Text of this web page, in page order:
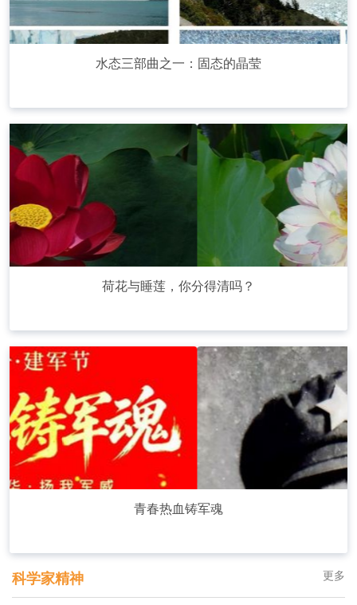
水态三部曲之一：固态的晶莹
荷花与睡莲，你分得清吗？
青春热血铸军魂
科学家精神 更多